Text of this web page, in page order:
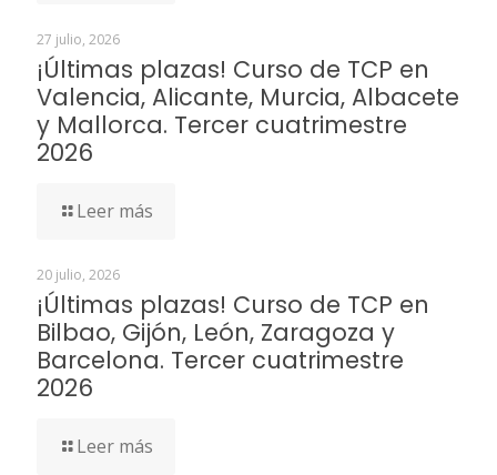
27 julio, 2026
¡Últimas plazas! Curso de TCP en
Valencia, Alicante, Murcia, Albacete
y Mallorca. Tercer cuatrimestre
2026
Leer más
20 julio, 2026
¡Últimas plazas! Curso de TCP en
Bilbao, Gijón, León, Zaragoza y
Barcelona. Tercer cuatrimestre
2026
Leer más